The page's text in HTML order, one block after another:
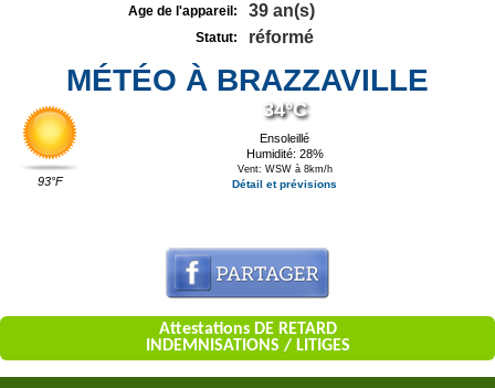
Age de l'appareil: 39 an(s)
Statut: réformé
MÉTÉO À BRAZZAVILLE
93°F
34°C
Ensoleillé
Humidité: 28%
Vent: WSW à 8km/h
Détail et prévisions
Attestations DE RETARD
INDEMNISATIONS / LITIGES